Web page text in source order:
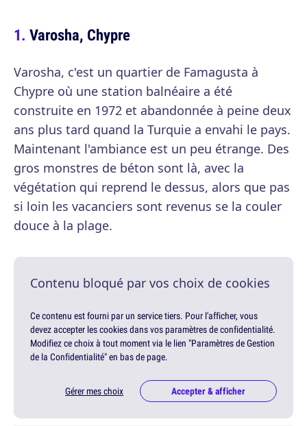
Varosha, Chypre
Varosha, c'est un quartier de Famagusta à
Chypre où une station balnéaire a été
construite en 1972 et abandonnée à peine deux
ans plus tard quand la Turquie a envahi le pays.
Maintenant l'ambiance est un peu étrange. Des
gros monstres de béton sont là, avec la
végétation qui reprend le dessus, alors que pas
si loin les vacanciers sont revenus se la couler
douce à la plage.
Contenu bloqué par vos choix de cookies
Ce contenu est fourni par un service tiers. Pour l'afficher, vous
devez accepter les cookies dans vos paramètres de confidentialité.
Modifiez ce choix à tout moment via le lien "Paramètres de Gestion
de la Confidentialité" en bas de page.
Gérer mes choix Accepter & afficher